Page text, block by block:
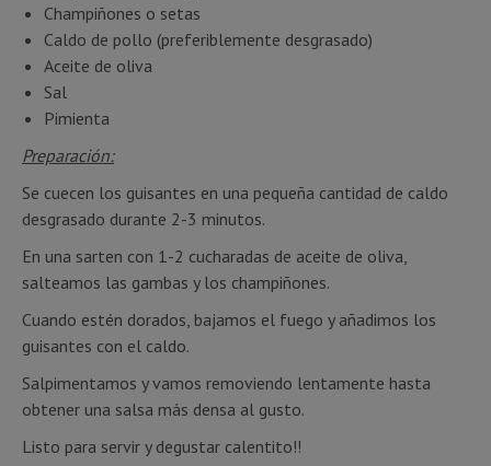
Champiñones o setas
Caldo de pollo (preferiblemente desgrasado)
Aceite de oliva
Sal
Pimienta
Preparación:
Se cuecen los guisantes en una pequeña cantidad de caldo
desgrasado durante 2-3 minutos.
En una sarten con 1-2 cucharadas de aceite de oliva,
salteamos las gambas y los champiñones.
Cuando estén dorados, bajamos el fuego y añadimos los
guisantes con el caldo.
Salpimentamos y vamos removiendo lentamente hasta
obtener una salsa más densa al gusto.
Listo para servir y degustar calentito!!